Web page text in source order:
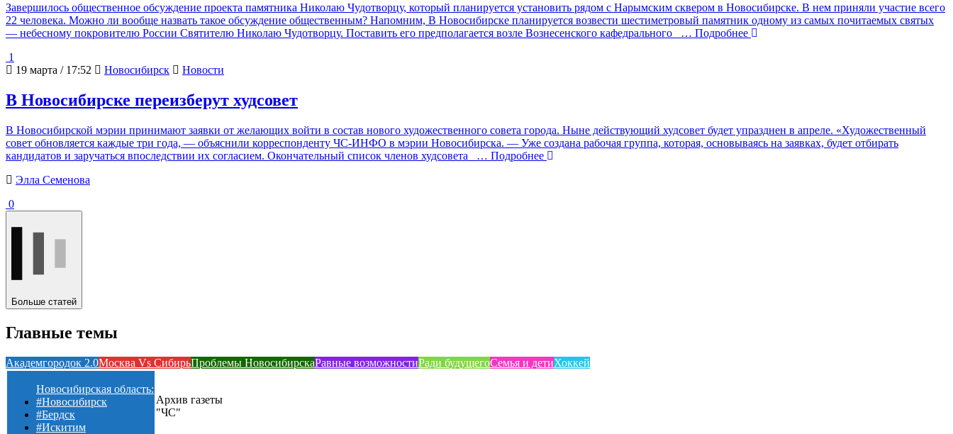
Завершилось общественное обсуждение проекта памятника Николаю Чудотворцу, который планируется установить рядом с Нарымским сквером в Новосибирске. В нем приняли участие всего
22 человека. Можно ли вообще назвать такое обсуждение общественным? Напомним, В Новосибирске планируется возвести шестиметровый памятник одному из самых почитаемых святых
— небесному покровителю России Святителю Николаю Чудотворцу. Поставить его предполагается возле Вознесенского кафедрального
… Подробнее
1
19 марта / 17:52
Новосибирск Новости
В Новосибирске переизберут худсовет
В Новосибирской мэрии принимают заявки от желающих войти в состав нового художественного совета города. Ныне действующий худсовет будет упразднен в апреле. «Художественный
совет обновляется каждые три года, — объяснили корреспонденту ЧС-ИНФО в мэрии Новосибирска. — Уже создана рабочая группа, которая, основываясь на заявках, будет отбирать
кандидатов и заручаться впоследствии их согласием. Окончательный список членов худсовета
… Подробнее
Элла Семенова
0
Больше статей
Главные темы
Академгородок 2.0Москва Vs СибирьПроблемы НовосибирскаРавные возможностиРади будущегоСемья и детиХоккей
Новосибирская область:
#Новосибирск
#Бердск
#Искитим
Архив газеты
"ЧС"